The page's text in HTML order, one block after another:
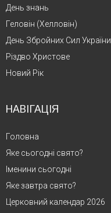
День знань
Геловін (Хелловін)
День Збройних Сил України
Різдво Христове
Новий Рік
НАВІГАЦІЯ
Головна
Яке сьогодні свято?
Іменини сьогодні
Яке завтра свято?
Церковний календар 2026